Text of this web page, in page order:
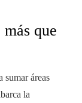
que
áreas
la